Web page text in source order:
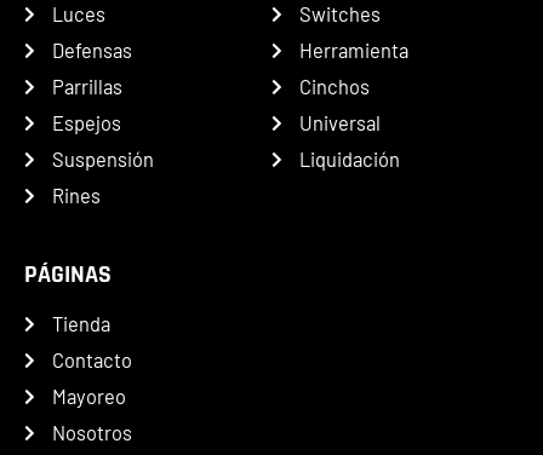
Luces
Defensas
Parrillas
Espejos
Suspensión
Rines
Switches
Herramienta
Cinchos
Universal
Liquidación
PÁGINAS
Tienda
Contacto
Mayoreo
Nosotros